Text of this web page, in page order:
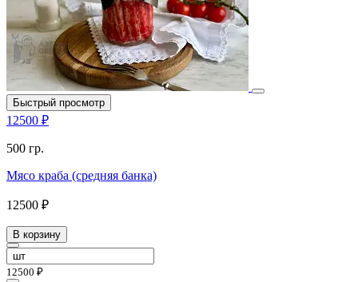
Быстрый просмотр
12500 ₽
500 гр.
Мясо краба (средняя банка)
12500 ₽
В корзину
12500 ₽